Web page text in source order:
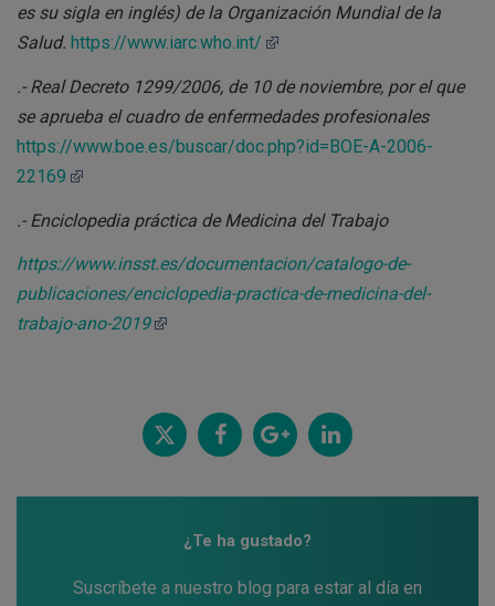
es su sigla en inglés) de la Organización Mundial de la
Salud. https://www.iarc.who.int/
.- Real Decreto 1299/2006, de 10 de noviembre, por el que
se aprueba el cuadro de enfermedades profesionales
https://www.boe.es/buscar/doc.php?id=BOE-A-2006-
22169
.- Enciclopedia práctica de Medicina del Trabajo
https://www.insst.es/documentacion/catalogo-de-
publicaciones/enciclopedia-practica-de-medicina-del-
trabajo-ano-2019
¿Te ha gustado?
Suscríbete a nuestro blog para estar al día en